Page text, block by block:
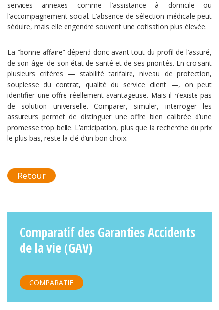
services annexes comme l’assistance à domicile ou
l’accompagnement social. L’absence de sélection médicale peut
séduire, mais elle engendre souvent une cotisation plus élevée.
La “bonne affaire” dépend donc avant tout du profil de l’assuré,
de son âge, de son état de santé et de ses priorités. En croisant
plusieurs critères — stabilité tarifaire, niveau de protection,
souplesse du contrat, qualité du service client —, on peut
identifier une offre réellement avantageuse. Mais il n’existe pas
de solution universelle. Comparer, simuler, interroger les
assureurs permet de distinguer une offre bien calibrée d’une
promesse trop belle. L’anticipation, plus que la recherche du prix
le plus bas, reste la clé d’un bon choix.
Retour
Comparatif des Garanties Accidents
de la vie (GAV)
COMPARATIF